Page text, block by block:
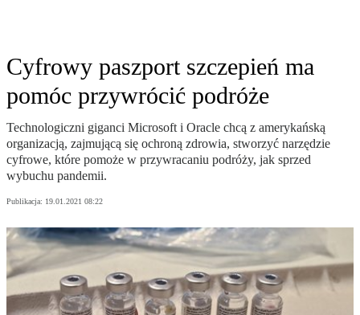
Cyfrowy paszport szczepień ma
pomóc przywrócić podróże
Technologiczni giganci Microsoft i Oracle chcą z amerykańską
organizacją, zajmującą się ochroną zdrowia, stworzyć narzędzie
cyfrowe, które pomoże w przywracaniu podróży, jak sprzed
wybuchu pandemii.
Publikacja: 19.01.2021 08:22